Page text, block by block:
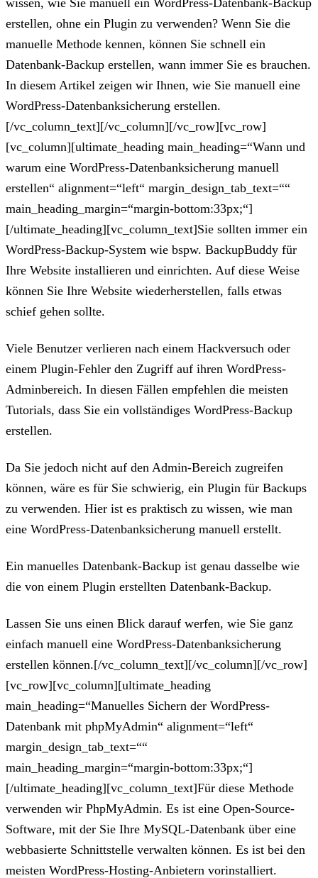
wissen, wie Sie manuell ein WordPress-Datenbank-Backup
erstellen, ohne ein Plugin zu verwenden? Wenn Sie die
manuelle Methode kennen, können Sie schnell ein
Datenbank-Backup erstellen, wann immer Sie es brauchen.
In diesem Artikel zeigen wir Ihnen, wie Sie manuell eine
WordPress-Datenbanksicherung erstellen.
[/vc_column_text][/vc_column][/vc_row][vc_row]
[vc_column][ultimate_heading main_heading=“Wann und
warum eine WordPress-Datenbanksicherung manuell
erstellen“ alignment=“left“ margin_design_tab_text=““
main_heading_margin=“margin-bottom:33px;“]
[/ultimate_heading][vc_column_text]Sie sollten immer ein
WordPress-Backup-System wie bspw. BackupBuddy für
Ihre Website installieren und einrichten. Auf diese Weise
können Sie Ihre Website wiederherstellen, falls etwas
schief gehen sollte.
Viele Benutzer verlieren nach einem Hackversuch oder
einem Plugin-Fehler den Zugriff auf ihren WordPress-
Adminbereich. In diesen Fällen empfehlen die meisten
Tutorials, dass Sie ein vollständiges WordPress-Backup
erstellen.
Da Sie jedoch nicht auf den Admin-Bereich zugreifen
können, wäre es für Sie schwierig, ein Plugin für Backups
zu verwenden. Hier ist es praktisch zu wissen, wie man
eine WordPress-Datenbanksicherung manuell erstellt.
Ein manuelles Datenbank-Backup ist genau dasselbe wie
die von einem Plugin erstellten Datenbank-Backup.
Lassen Sie uns einen Blick darauf werfen, wie Sie ganz
einfach manuell eine WordPress-Datenbanksicherung
erstellen können.[/vc_column_text][/vc_column][/vc_row]
[vc_row][vc_column][ultimate_heading
main_heading=“Manuelles Sichern der WordPress-
Datenbank mit phpMyAdmin“ alignment=“left“
margin_design_tab_text=““
main_heading_margin=“margin-bottom:33px;“]
[/ultimate_heading][vc_column_text]Für diese Methode
verwenden wir PhpMyAdmin. Es ist eine Open-Source-
Software, mit der Sie Ihre MySQL-Datenbank über eine
webbasierte Schnittstelle verwalten können. Es ist bei den
meisten WordPress-Hosting-Anbietern vorinstalliert.